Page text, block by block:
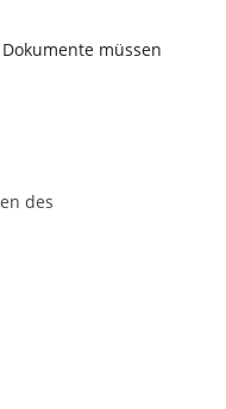
müssen
des